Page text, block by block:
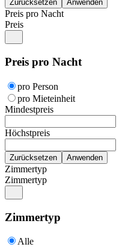
Preis pro Nacht
Preis
Preis pro Nacht
pro Person
pro Mieteinheit
Mindestpreis
Höchstpreis
Zimmertyp
Zimmertyp
Zimmertyp
Alle